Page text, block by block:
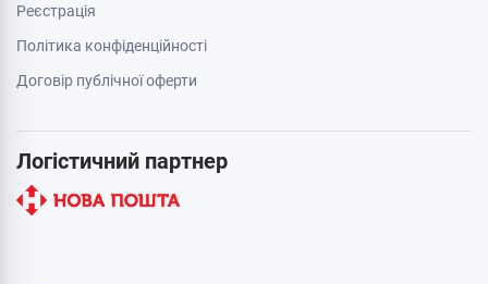
Реєстрація
Політика конфіденційності
Договір публічної оферти
Логістичний партнер